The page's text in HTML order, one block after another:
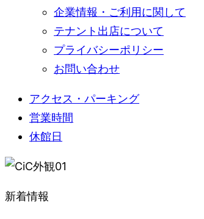
企業情報・ご利用に関して
テナント出店について
プライバシーポリシー
お問い合わせ
アクセス・パーキング
営業時間
休館日
新着情報